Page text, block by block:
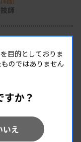
師
済生病院
目的としておりま
のではありません
か？
いえ